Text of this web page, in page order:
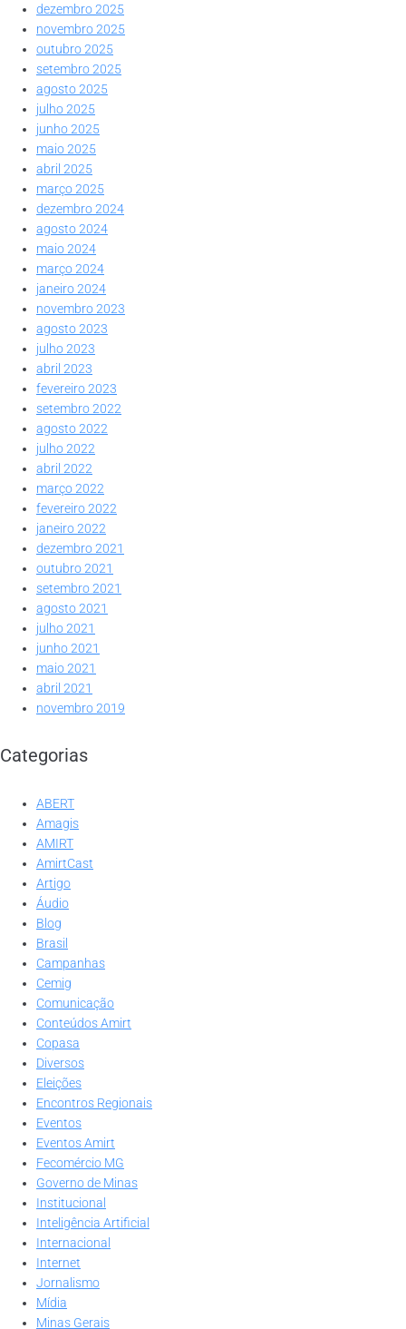
dezembro 2025
novembro 2025
outubro 2025
setembro 2025
agosto 2025
julho 2025
junho 2025
maio 2025
abril 2025
março 2025
dezembro 2024
agosto 2024
maio 2024
março 2024
janeiro 2024
novembro 2023
agosto 2023
julho 2023
abril 2023
fevereiro 2023
setembro 2022
agosto 2022
julho 2022
abril 2022
março 2022
fevereiro 2022
janeiro 2022
dezembro 2021
outubro 2021
setembro 2021
agosto 2021
julho 2021
junho 2021
maio 2021
abril 2021
novembro 2019
Categorias
ABERT
Amagis
AMIRT
AmirtCast
Artigo
Áudio
Blog
Brasil
Campanhas
Cemig
Comunicação
Conteúdos Amirt
Copasa
Diversos
Eleições
Encontros Regionais
Eventos
Eventos Amirt
Fecomércio MG
Governo de Minas
Institucional
Inteligência Artificial
Internacional
Internet
Jornalismo
Mídia
Minas Gerais